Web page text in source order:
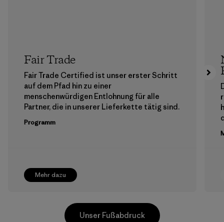
Mehr dazu
Fair Trade
Fair Trade Certified ist unser erster Schritt
auf dem Pfad hin zu einer
menschenwürdigen Entlohnung für alle
Partner, die in unserer Lieferkette tätig sind.
Programm
Unser Fußabdruck